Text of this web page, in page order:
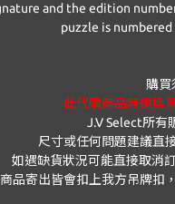
and the edition
puzzle is
購買
此代購商品無退換
J.V Select所有
尺寸或任何問題建議直
如遇缺貨狀況可能直接取消
品寄出皆會扣上我方吊牌扣